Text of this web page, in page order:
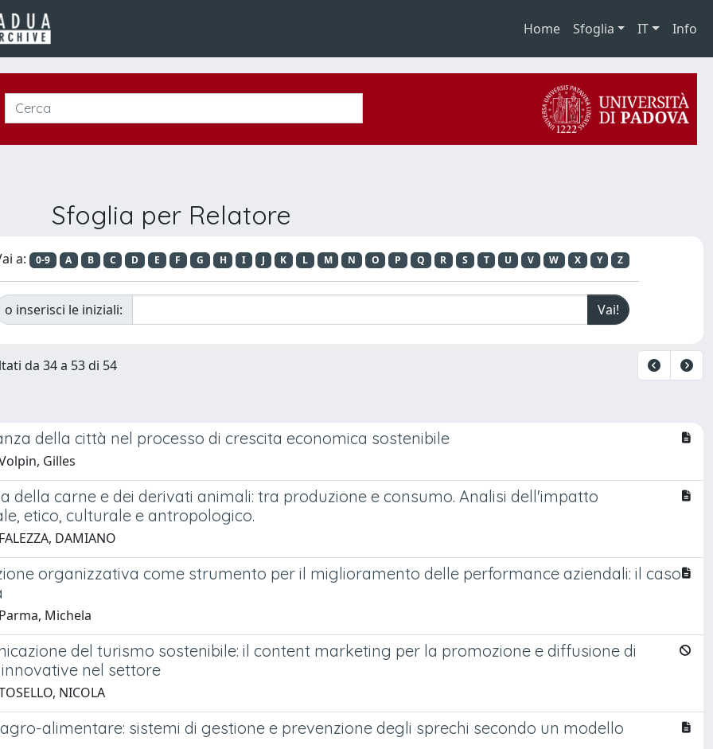
Home Sfoglia IT Info
Sfoglia per Relatore
a: 0-9 A B C D E F G H I J K L M N O P Q R S T U V W X Y Z
o inserisci le iniziali:
da 34 a 53 di 54
della città nel processo di crescita economica sostenibile
Gilles
della carne e dei derivati animali: tra produzione e consumo. Analisi dell'impatto
etico, culturale e antropologico.
DAMIANO
organizzativa come strumento per il miglioramento delle performance aziendali: il caso
Michela
del turismo sostenibile: il content marketing per la promozione e diffusione di
nel settore
NICOLA
alimentare: sistemi di gestione e prevenzione degli sprechi secondo un modello